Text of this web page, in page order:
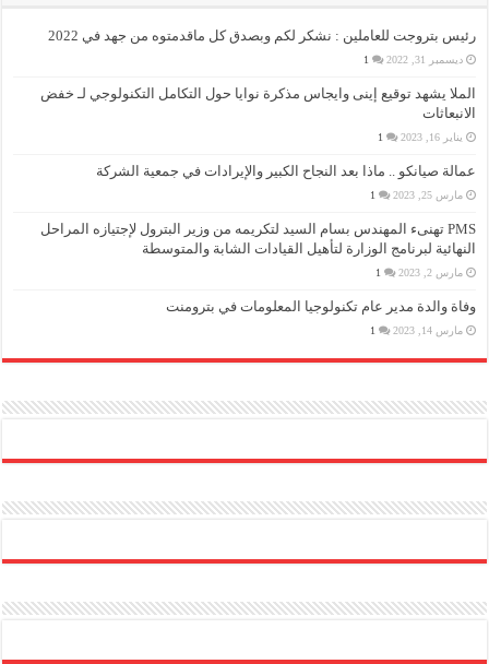
رئيس بتروجت للعاملين : نشكر لكم وبصدق كل ماقدمتوه من جهد في 2022
ديسمبر 31, 2022 1
الملا يشهد توقيع إينى وايجاس مذكرة نوايا حول التكامل التكنولوجي لـ خفض
الانبعاثات
يناير 16, 2023 1
عمالة صيانكو .. ماذا بعد النجاح الكبير والإيرادات في جمعية الشركة
مارس 25, 2023 1
PMS تهنىء المهندس بسام السيد لتكريمه من وزير البترول لإجتيازه المراحل
النهائية لبرنامج الوزارة لتأهيل القيادات الشابة والمتوسطة
مارس 2, 2023 1
وفاة والدة مدير عام تكنولوجيا المعلومات في بترومنت
مارس 14, 2023 1